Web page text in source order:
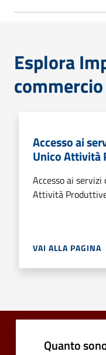
Esplora
commercio
Accesso ai
Unico Attività
Accesso ai servizi
Attività
VAI ALLA PAGINA
Quanto